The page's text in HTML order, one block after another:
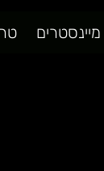
מיינסטרים